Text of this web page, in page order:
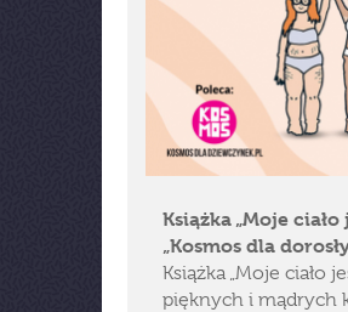
Książka „Moje
„Kosmos dla
Książka „Moje ciało
pięknych i mądrych